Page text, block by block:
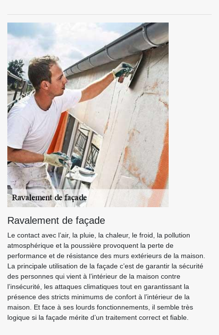
Ravalement de façade
Le contact avec l’air, la pluie, la chaleur, le froid, la pollution
atmosphérique et la poussière provoquent la perte de
performance et de résistance des murs extérieurs de la maison.
La principale utilisation de la façade c’est de garantir la sécurité
des personnes qui vient à l’intérieur de la maison contre
l’insécurité, les attaques climatiques tout en garantissant la
présence des stricts minimums de confort à l’intérieur de la
maison. Et face à ses lourds fonctionnements, il semble très
logique si la façade mérite d’un traitement correct et fiable.